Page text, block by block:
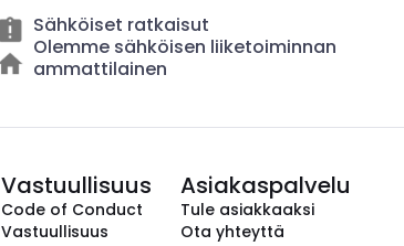
Sähköiset ratkaisut
Olemme sähköisen liiketoiminnan
ammattilainen
Vastuullisuus
Code of Conduct
Vastuullisuus
Asiakaspalvelu
Tule asiakkaaksi
Ota yhteyttä